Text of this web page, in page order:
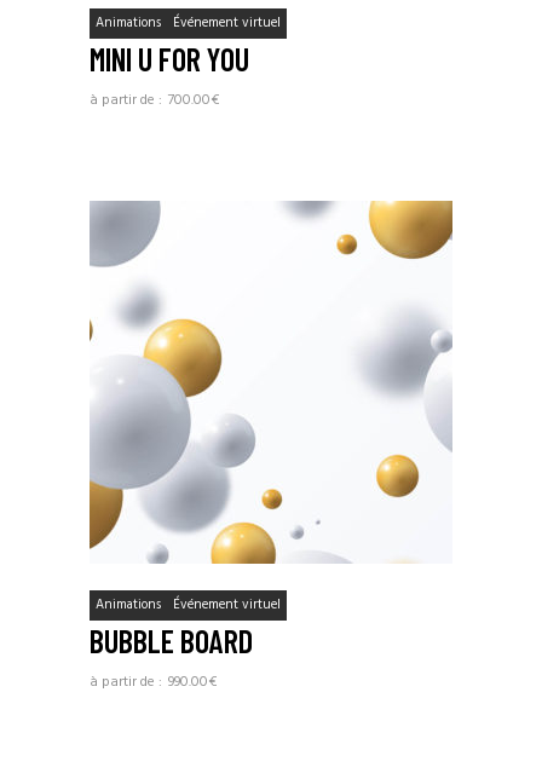
Animations Événement virtuel
MINI U FOR YOU
700.00€
Animations Événement virtuel
BUBBLE BOARD
990.00€